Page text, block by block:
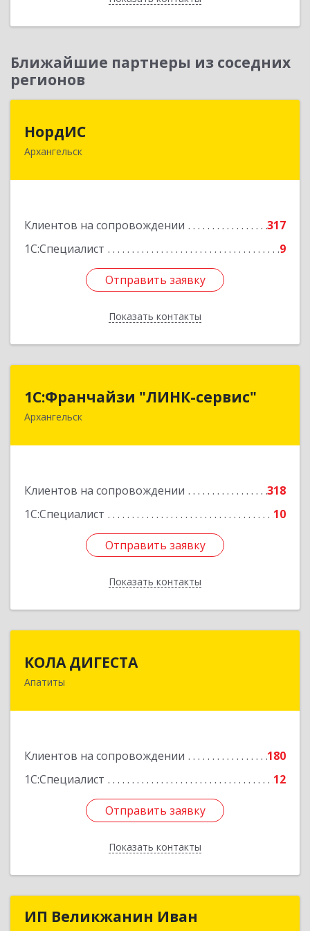
Ближайшие партнеры из соседних
регионов
НордИС
Архангельск
Клиентов на сопровождении
317
1С:Специалист
9
Отправить заявку
Показать контакты
163071, Архангельская обл, Архангельск г,
Отправить заявку
Назад
1С:Франчайзи "ЛИНК-сервис"
Архангельск
Клиентов на сопровождении
318
1С:Специалист
10
Отправить заявку
Показать контакты
1С:Франчайзи "ЛИНК-сервис"
163000, Архангельская обл, Архангельск г,
Отправить заявку
Назад
КОЛА ДИГЕСТА
Апатиты
Клиентов на сопровождении
180
1С:Специалист
12
Отправить заявку
Показать контакты
Отправить заявку
Назад
ИП Великжанин Иван
ИП Великжанин Иван